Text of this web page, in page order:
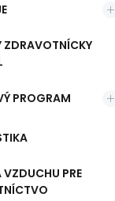
ZDRAVOTNÍCKY
PROGRAM
PRE